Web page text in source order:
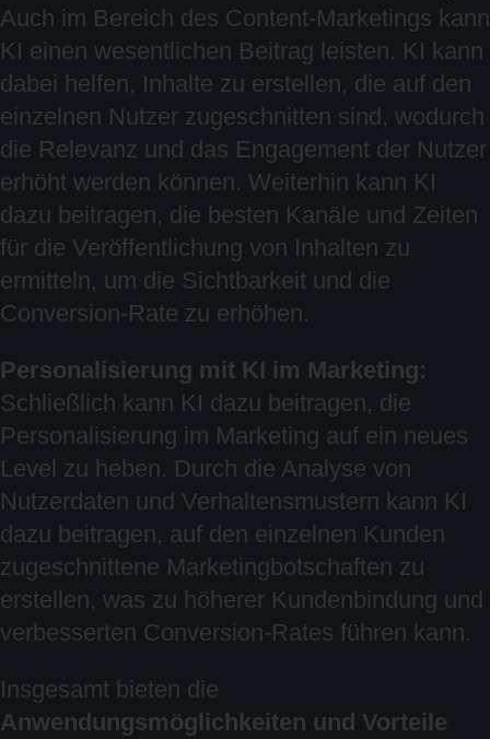
Auch im Bereich des Content-Marketings kann
KI einen wesentlichen Beitrag leisten. KI kann
dabei helfen, Inhalte zu erstellen, die auf den
einzelnen Nutzer zugeschnitten sind, wodurch
die Relevanz und das Engagement der Nutzer
erhöht werden können. Weiterhin kann KI
dazu beitragen, die besten Kanäle und Zeiten
für die Veröffentlichung von Inhalten zu
ermitteln, um die Sichtbarkeit und die
Conversion-Rate zu erhöhen.
Personalisierung mit KI im Marketing:
Schließlich kann KI dazu beitragen, die
Personalisierung im Marketing auf ein neues
Level zu heben. Durch die Analyse von
Nutzerdaten und Verhaltensmustern kann KI
dazu beitragen, auf den einzelnen Kunden
zugeschnittene Marketingbotschaften zu
erstellen, was zu höherer Kundenbindung und
verbesserten Conversion-Rates führen kann.
Insgesamt bieten die
Anwendungsmöglichkeiten und Vorteile